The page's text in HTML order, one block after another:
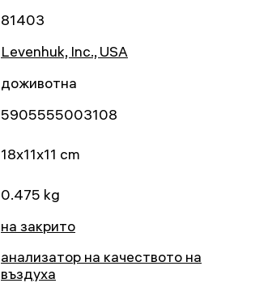
81403
Levenhuk, Inc., USA
доживотна
5905555003108
18x11x11 cm
0.475 kg
на закрито
анализатор на качеството на
въздуха